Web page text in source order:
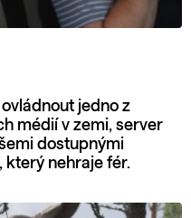
jedno z
médií v zemi, server
dostupnými
který nehraje fér.